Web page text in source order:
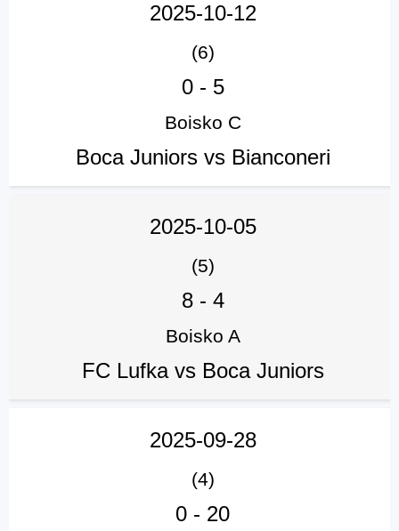
2025-10-12
(6)
0- 5
Boisko C
Boca Juniors vs Bianconeri
2025-10-05
(5)
8- 4
Boisko A
FC Lufka vs Boca Juniors
2025-09-28
(4)
0 - 20